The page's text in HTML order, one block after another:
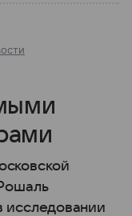
исследовании